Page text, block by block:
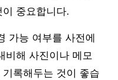
중요합니다.
가능 여부를 사전에
비해 사진이나 메모
록해두는 것이 좋습